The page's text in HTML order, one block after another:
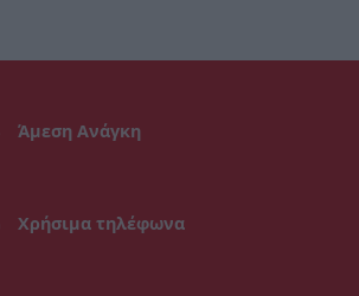
Άμεση Ανάγκη
Χρήσιμα τηλέφωνα